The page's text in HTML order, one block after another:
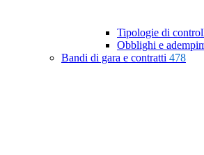
Tipologie di
Obblighi e
Bandi di gara e contratti 478